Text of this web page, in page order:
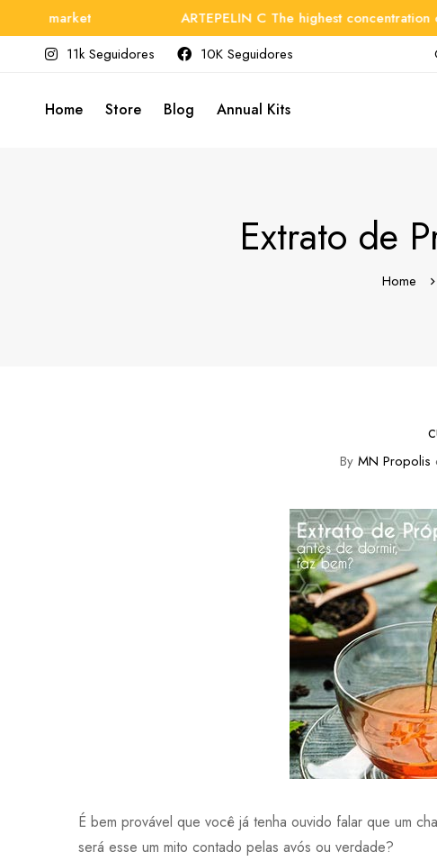
market ARTEPELIN C The highest concentration on
11k Seguidores
10K Seguidores
Home Store Blog Annual Kits
Extrato de
Home
By MN Propolis
É bem provável que você já tenha ouvido falar que um
será esse um mito contado pelas avós ou verdade?